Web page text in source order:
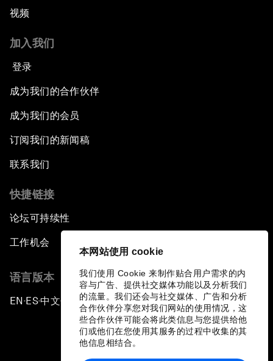
本网站使用 cookie
我们使用 Cookie 来制作贴合用户需求的内
容与广告、提供社交媒体功能以及分析我们
的流量。我们还会与社交媒体、广告和分析
合作伙伴分享您对我们网站的使用情况，这
些合作伙伴可能会将此类信息与您提供给他
们或他们在您使用其服务的过程中收集的其
他信息相结合。
视频
加入我们
登录
成为我们的合作伙伴
成为我们的会员
订阅我们的新闻稿
联系我们
快捷链接
论坛可持续性
工作机会
语言版本
EN ▪ES▪中文▪ 日本語